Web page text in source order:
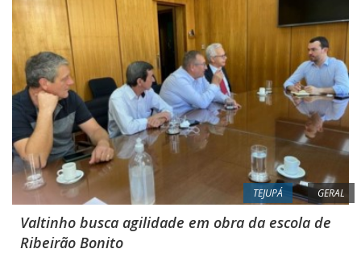
TEJUPÁ GERAL
Valtinho busca agilidade em obra da escola de
Ribeirão Bonito